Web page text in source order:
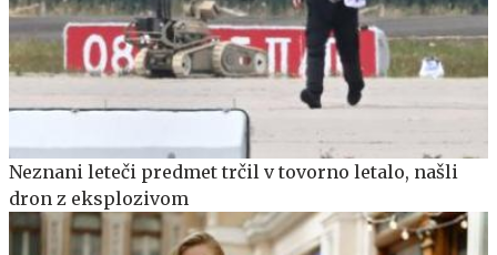
Neznani leteči predmet trčil v tovorno letalo, našli
dron z eksplozivom